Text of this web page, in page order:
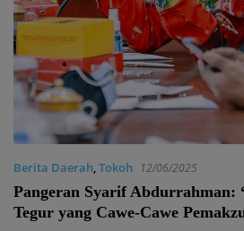
Berita Daerah,Tokoh 12/06/2025
Pangeran Syarif Abdurrahman:
Tegur yang Cawe-Cawe